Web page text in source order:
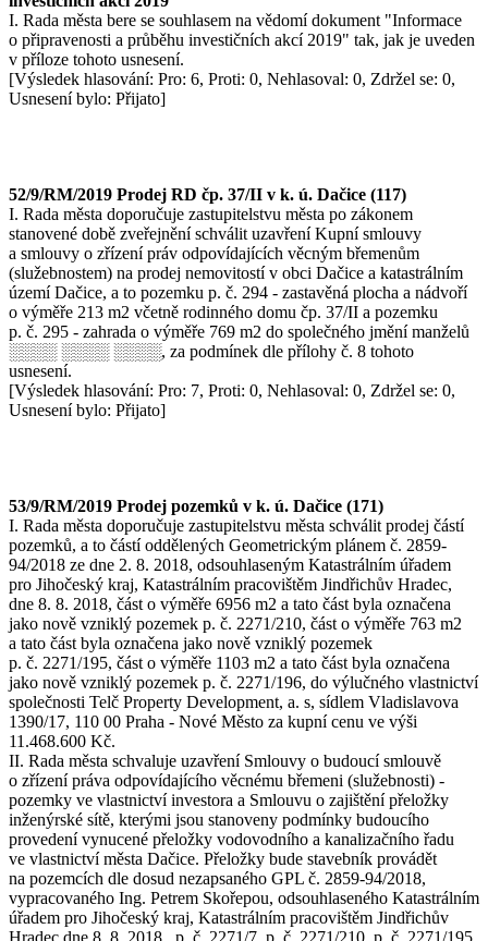
I. Rada města bere se souhlasem na vědomí dokument "Informace
o připravenosti a průběhu investičních akcí 2019" tak, jak je uveden
v příloze tohoto usnesení.
[Výsledek hlasování: Pro: 6, Proti: 0, Nehlasoval: 0, Zdržel se: 0,
Usnesení bylo: Přijato]
52/9/RM/2019 Prodej RD čp. 37/II v k. ú. Dačice (117)
I. Rada města doporučuje zastupitelstvu města po zákonem
stanovené době zveřejnění schválit uzavření Kupní smlouvy
a smlouvy o zřízení práv odpovídajících věcným břemenům
(služebnostem) na prodej nemovitostí v obci Dačice a katastrálním
území Dačice, a to pozemku p. č. 294 - zastavěná plocha a nádvoří
o výměře 213 m2 včetně rodinného domu čp. 37/II a pozemku
p. č. 295 - zahrada o výměře 769 m2 do společného jmění manželů
░░░░ ░░░░ ░░░░, za podmínek dle přílohy č. 8 tohoto
usnesení.
[Výsledek hlasování: Pro: 7, Proti: 0, Nehlasoval: 0, Zdržel se: 0,
Usnesení bylo: Přijato]
53/9/RM/2019 Prodej pozemků v k. ú. Dačice (171)
I. Rada města doporučuje zastupitelstvu města schválit prodej částí
pozemků, a to částí oddělených Geometrickým plánem č. 2859-
94/2018 ze dne 2. 8. 2018, odsouhlaseným Katastrálním úřadem
pro Jihočeský kraj, Katastrálním pracovištěm Jindřichův Hradec,
dne 8. 8. 2018, část o výměře 6956 m2 a tato část byla označena
jako nově vzniklý pozemek p. č. 2271/210, část o výměře 763 m2
a tato část byla označena jako nově vzniklý pozemek
p. č. 2271/195, část o výměře 1103 m2 a tato část byla označena
jako nově vzniklý pozemek p. č. 2271/196, do výlučného vlastnictví
společnosti Telč Property Development, a. s, sídlem Vladislavova
1390/17, 110 00 Praha - Nové Město za kupní cenu ve výši
11.468.600 Kč.
II. Rada města schvaluje uzavření Smlouvy o budoucí smlouvě
o zřízení práva odpovídajícího věcnému břemeni (služebnosti) -
pozemky ve vlastnictví investora a Smlouvu o zajištění přeložky
inženýrské sítě, kterými jsou stanoveny podmínky budoucího
provedení vynucené přeložky vodovodního a kanalizačního řadu
ve vlastnictví města Dačice. Přeložky bude stavebník provádět
na pozemcích dle dosud nezapsaného GPL č. 2859-94/2018,
vypracovaného Ing. Petrem Skořepou, odsouhlaseného Katastrálním
úřadem pro Jihočeský kraj, Katastrálním pracovištěm Jindřichův
Hradec dne 8. 8. 2018, p. č. 2271/7, p. č. 2271/210, p. č. 2271/195